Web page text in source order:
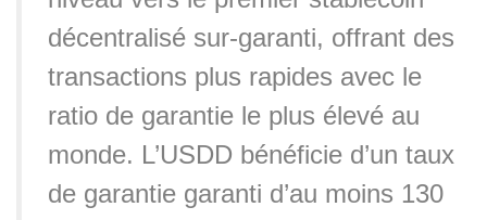
décentralisé sur-garanti, offrant des
transactions plus rapides avec le
ratio de garantie le plus élevé au
monde. L’USDD bénéficie d’un taux
de garantie garanti d’au moins 130